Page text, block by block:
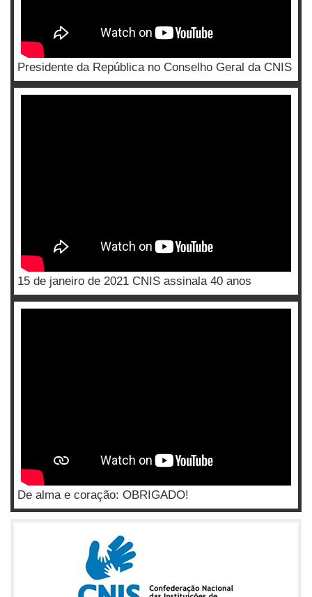
Presidente da República no Conselho Geral da CNIS
15 de janeiro de 2021 CNIS assinala 40 anos
De alma e coração: OBRIGADO!